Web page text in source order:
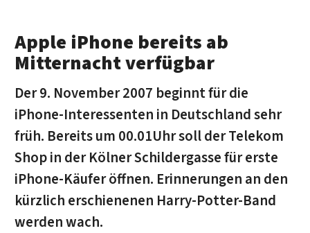
Apple iPhone bereits ab
Mitternacht verfügbar
Der 9. November 2007 beginnt für die
iPhone-Interessenten in Deutschland sehr
früh. Bereits um 00.01Uhr soll der Telekom
Shop in der Kölner Schildergasse für erste
iPhone-Käufer öffnen. Erinnerungen an den
kürzlich erschienenen Harry-Potter-Band
werden wach.